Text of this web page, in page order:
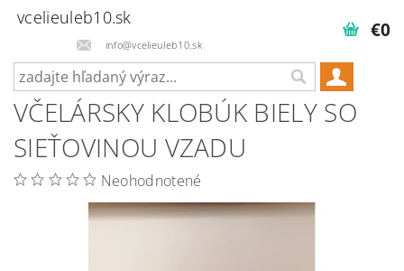
vcelieuleb10.sk
info@vcelieuleb10.sk
€0
VČELÁRSKY KLOBÚK BIELY SO
SIEŤOVINOU VZADU
Neohodnotené